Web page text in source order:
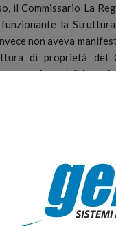
il Commissario La
la
non aveva
di proprietà del
temporanea e che
però la stessa
da permettere
di tutte le
dei
dovrà ospitare
con i quali si sta
profuso